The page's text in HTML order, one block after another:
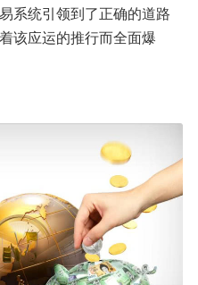
系统引领到了正确的道路
该应运的推行而全面爆